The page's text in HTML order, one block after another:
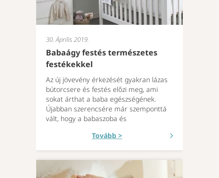
30. Április 2019.
Babaágy festés természetes
festékekkel
Az új jövevény érkezését gyakran lázas
bútorcsere és festés előzi meg, ami
sokat árthat a baba egészségének.
Újabban szerencsére már szemponttá
vált, hogy a babaszoba és
Tovább >